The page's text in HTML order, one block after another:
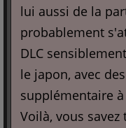
lui aussi de la
probablement
DLC
le japon, avec
supplémentaire
Voilà, vous